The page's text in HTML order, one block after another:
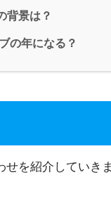
背景は？
の年になる？
せを紹介していき